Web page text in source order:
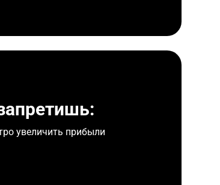
увеличить прибыли